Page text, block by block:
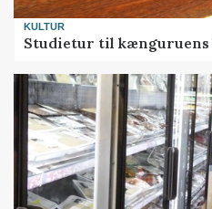
KULTUR
Studietur til kænguruens